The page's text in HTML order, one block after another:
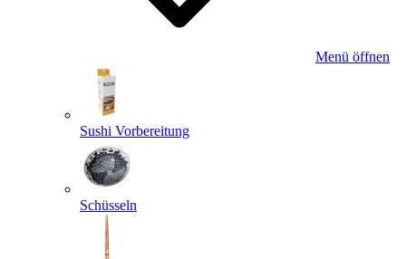
Menü öffnen
Sushi Vorbereitung
Schüsseln